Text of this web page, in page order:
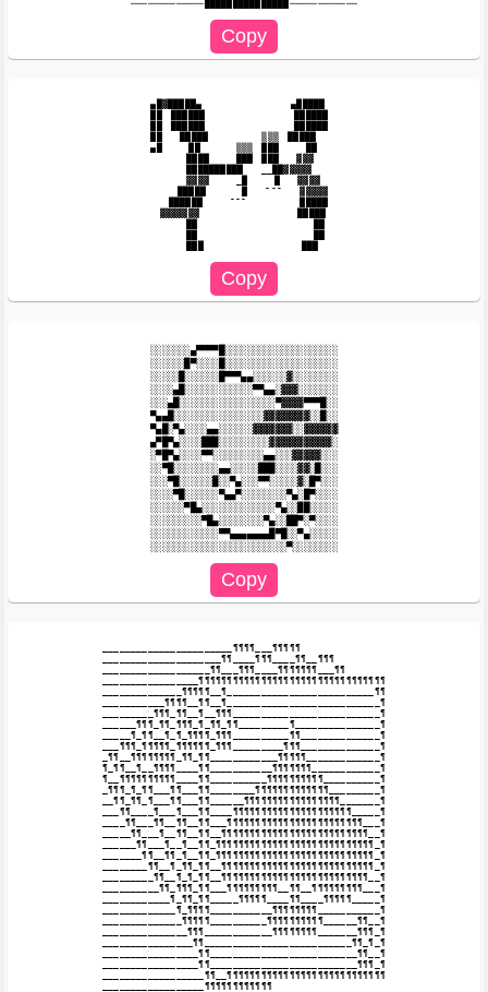
▄█▓█████▄　　　　　　　　　　▄█████
██　　█████　　　　　　▒▒▒　█████
▄█　　　██　　　　▒▒▒　███　　　██
████　　　███　███　　▓▓▓
██████████　　__██▓▓▓▓▓
▓▓▓▓　　　_█　　　█　　▓▓▓▓
█████　　　　█　　¯¯¯　　▓▓▓▓▓
██████　　　¯¯¯　　　　　　█████
▓▓▓▓▓▓▓　　　　　　　　　　　█████
░░░░░░░▄▀▀▀▀█░░░░░░░░░░░░░░░░░░░░
░░░░░░█▀░░░░█░░░░░░░░░░░░░░░░░░░░
░░░░░█░░░░░░█▀▀▀▄▄░░░░░░▓░░░░░░░░
░░░░▄█░░░░░░░░░░░░▀▀▄▄░▓▓▓░░░░░░░
░░░▄█░░░░░░░░░░░░░░░░░▀▓▓▓▓▀▀▀█░░
▀▄▄█░░░░░░░░░░░░░░░░▓▓▓▓▓▓▓▓░░█░░
▀▄█░▀▄░░░░▄▄░░░░░░▓▓▓▓▓▓▓░░▓▓▓▓▓▓
▄▀█▀▄░░░░███░░░░░░░░░▓▓▓▓▓▓▓▓▓▓▓░
░▀█▀▄░░░░▀▀░░░░░░░░░▄▄░░░▓▓▓▓▓░░░
░░▀█░░░░░░░░▄▄░░░░░███░░░░▓▓░█░░░
░░░▀█░░░░░░█░░▀▄░░░▀▀░░░░░▓░█▀░░░
░░░░▀█░░░░░░▀▄▄▀░░░░░░░░▀▄░█▀░░░░
░░░░░░▀█▄░░░░░░░░░░░░░▀▄░░██░░░░░
░░░░░░░░░▀█▄░░░░░░░░▀▄░░██▀░▀░░░░
░░░░░░░░░░░░▀▀▄▄▄▄▄▄▄█▀█░░▀▄░░░░░
░░░░░░░░░░░░░░░░░░░░░░░░▀░░░░░░░░
_______________________¶¶¶¶___¶¶¶¶¶
_____________________¶¶____¶¶¶____¶¶__¶¶¶
___________________¶¶___¶¶¶____¶¶¶¶¶¶¶___¶¶
_________________¶¶¶¶¶¶¶¶¶¶¶¶¶¶¶¶¶¶¶¶¶¶¶¶¶¶¶¶¶¶¶¶¶
______________¶¶¶¶¶__¶__________________________¶¶
___________¶¶¶¶__¶¶__¶___________________________¶
_________¶¶¶_¶¶__¶__¶¶¶__________________________¶
______¶¶¶_¶¶_¶¶¶_¶_¶¶_¶¶_________¶_______________¶
_____¶_¶¶__¶_¶_¶¶¶¶_¶¶¶__________¶¶______________¶
___¶¶¶_¶¶¶¶¶_¶¶¶¶¶¶_¶¶¶_________¶¶¶______________¶
_¶¶__¶¶¶¶¶¶¶¶_¶¶_¶¶____________¶¶¶¶¶_____________¶
¶_¶¶__¶__¶¶¶¶____¶¶___________¶¶¶¶¶¶¶____________¶
¶__¶¶¶¶¶¶¶¶¶¶____¶¶__________¶¶¶¶¶¶¶¶¶¶__________¶
_¶¶¶_¶_¶¶___¶¶___¶¶________¶¶¶¶¶¶¶¶¶¶¶¶¶_________¶
__¶¶_¶¶_¶___¶¶___¶¶______¶¶¶¶¶¶¶¶¶¶¶¶¶¶¶¶¶_______¶
___¶¶____¶___¶___¶¶____¶¶¶¶¶¶¶¶¶¶¶¶¶¶¶¶¶¶¶¶¶_____¶
____¶¶___¶¶__¶¶__¶¶___¶¶¶¶¶¶¶¶¶¶¶¶¶¶¶¶¶¶¶¶¶¶¶¶___¶
_____¶¶___¶__¶¶__¶¶__¶¶¶¶¶¶¶¶¶¶¶¶¶¶¶¶¶¶¶¶¶¶¶¶¶¶__¶
______¶¶___¶__¶__¶¶_¶¶¶¶¶¶¶¶¶¶¶¶¶¶¶¶¶¶¶¶¶¶¶¶¶¶¶¶_¶
_______¶¶__¶¶_¶__¶¶_¶¶¶¶¶¶¶¶¶¶¶¶¶¶¶¶¶¶¶¶¶¶¶¶¶¶¶¶_¶
________¶¶__¶_¶¶_¶¶__¶¶¶¶¶¶¶¶¶¶¶¶¶¶¶¶¶¶¶¶¶¶¶¶¶¶¶_¶
_________¶¶__¶_¶_¶¶__¶¶¶¶¶¶¶¶¶¶¶¶¶¶¶¶¶¶¶¶¶¶¶¶¶¶__¶
__________¶¶_¶¶¶_¶¶___¶¶¶¶¶¶¶¶¶__¶¶__¶¶¶¶¶¶¶¶¶___¶
____________¶_¶¶_¶¶_____¶¶¶¶¶____¶¶____¶¶¶¶¶_____¶
_____________¶_¶¶¶¶___________¶¶¶¶¶¶¶¶___________¶
______________¶¶¶¶¶__________¶¶¶¶¶¶¶¶¶¶______¶¶__¶
_______________¶¶¶____________¶¶¶¶¶¶¶¶_______¶¶¶_¶
________________¶¶__________________________¶¶_¶_¶
_________________¶¶__________________________¶¶__¶
_________________¶¶__________________________¶¶¶_¶
__________________¶¶__¶¶¶¶¶¶¶¶¶¶¶¶¶¶¶¶¶¶¶¶¶¶¶¶¶¶¶¶
__________________¶¶¶¶¶¶¶¶¶¶¶¶